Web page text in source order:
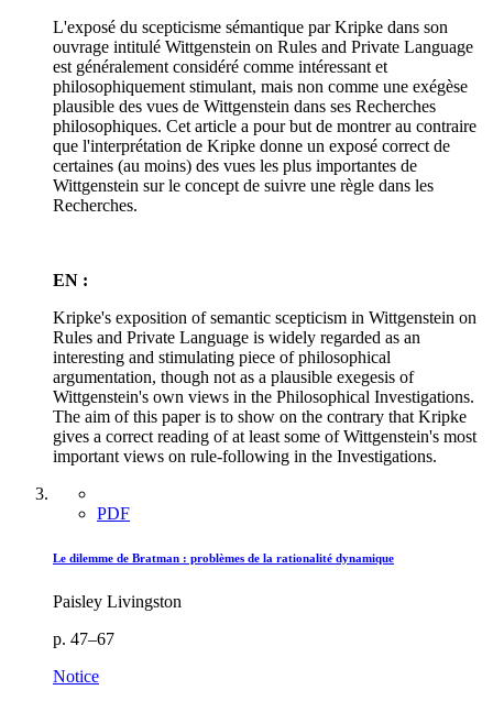
L'exposé du scepticisme sémantique par Kripke dans son
ouvrage intitulé Wittgenstein on Rules and Private Language
est généralement considéré comme intéressant et
philosophiquement stimulant, mais non comme une exégèse
plausible des vues de Wittgenstein dans ses Recherches
philosophiques. Cet article a pour but de montrer au contraire
que l'interprétation de Kripke donne un exposé correct de
certaines (au moins) des vues les plus importantes de
Wittgenstein sur le concept de suivre une règle dans les
Recherches.
EN :
Kripke's exposition of semantic scepticism in Wittgenstein on
Rules and Private Language is widely regarded as an
interesting and stimulating piece of philosophical
argumentation, though not as a plausible exegesis of
Wittgenstein's own views in the Philosophical Investigations.
The aim of this paper is to show on the contrary that Kripke
gives a correct reading of at least some of Wittgenstein's most
important views on rule-following in the Investigations.
PDF
Le dilemme de Bratman : problèmes de la rationalité dynamique
Paisley Livingston
p. 47–67
Notice